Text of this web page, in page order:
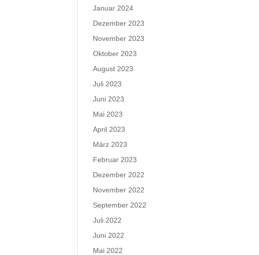
Januar 2024
Dezember 2023
November 2023
Oktober 2023
August 2023
Juli 2023
Juni 2023
Mai 2023
April 2023
März 2023
Februar 2023
Dezember 2022
November 2022
September 2022
Juli 2022
Juni 2022
Mai 2022